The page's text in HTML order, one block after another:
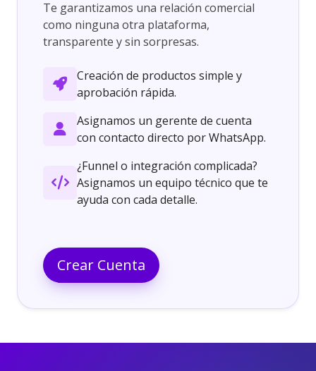
Te garantizamos una relación comercial
como ninguna otra plataforma,
transparente y sin sorpresas.
Creación de productos simple y
aprobación rápida.
Asignamos un gerente de cuenta
con contacto directo por WhatsApp.
¿Funnel o integración complicada?
Asignamos un equipo técnico que te
ayuda con cada detalle.
Crear Cuenta